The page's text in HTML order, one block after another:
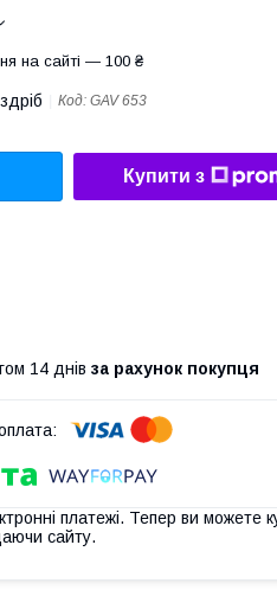
на сайті — 100 ₴
Код: GAV 653
Купити з
14 днів за рахунок покупця
платежі. Тепер ви можете
сайту.